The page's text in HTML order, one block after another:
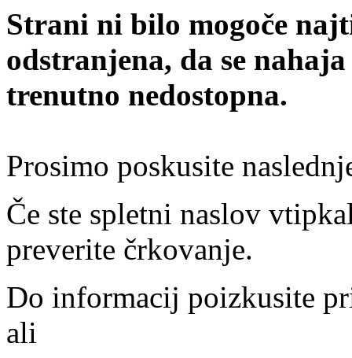
Strani ni bilo mogoče
odstranjena, da se
trenutno nedostopna.
Prosimo poskusite
Če ste spletni naslov
preverite črkovanje.
Do informacij poizkusite
ali